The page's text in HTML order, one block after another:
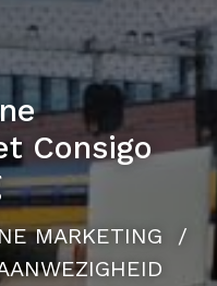
Consigo
MARKETING /